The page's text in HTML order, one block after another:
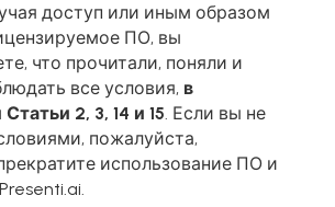
доступ или иным образом
ПО, вы
что прочитали, поняли и
все условия, в
2, 3, 14 и 15. Если вы не
пожалуйста,
использование ПО и